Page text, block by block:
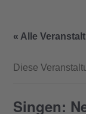
« Alle
Diese
Singen: